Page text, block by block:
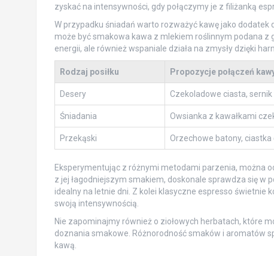
zyskać na intensywności, gdy połączymy je z filiżanką
W przypadku śniadań warto rozważyć kawę jako
może być smakowa kawa z mlekiem roślinnym podana
energii, ale również wspaniale działa na zmysły dzięki
Rodzaj posiłku Propozycje połączeń
Desery Czekoladowe ciasta,
Śniadania Owsianka z kawałkami
Przekąski Orzechowe batony, ciastka
Eksperymentując z różnymi metodami parzenia, można
z jej łagodniejszym smakiem, doskonale sprawdza się
idealny na letnie dni. Z kolei klasyczne espresso
swoją intensywnością.
Nie zapominajmy również o ziołowych herbatach, które
doznania smakowe. Różnorodność smaków i aromatów
kawą.